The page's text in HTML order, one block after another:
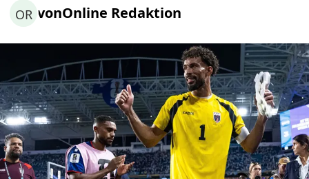
OR vonOnline Redaktion